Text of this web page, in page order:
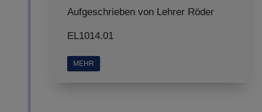
Aufgeschrieben von Lehrer Röder
EL1014.01
MEHR